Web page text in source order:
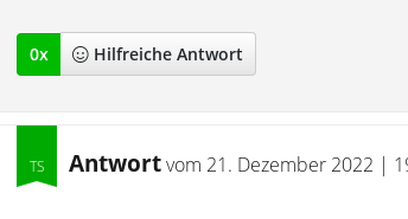
0x Hilfreiche Antwort
Antwortvom 21. Dezember 2022 |